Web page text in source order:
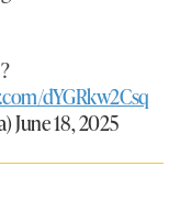
dYGRkw2Csq
June 18, 2025